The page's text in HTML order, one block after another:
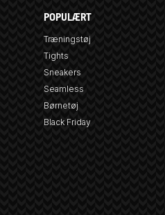
POPULÆRT
Træningstøj
Tights
Sneakers
Seamless
Børnetøj
Black Friday